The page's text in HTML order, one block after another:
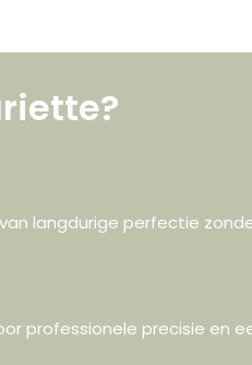
langdurige perfectie
professionele precisie en